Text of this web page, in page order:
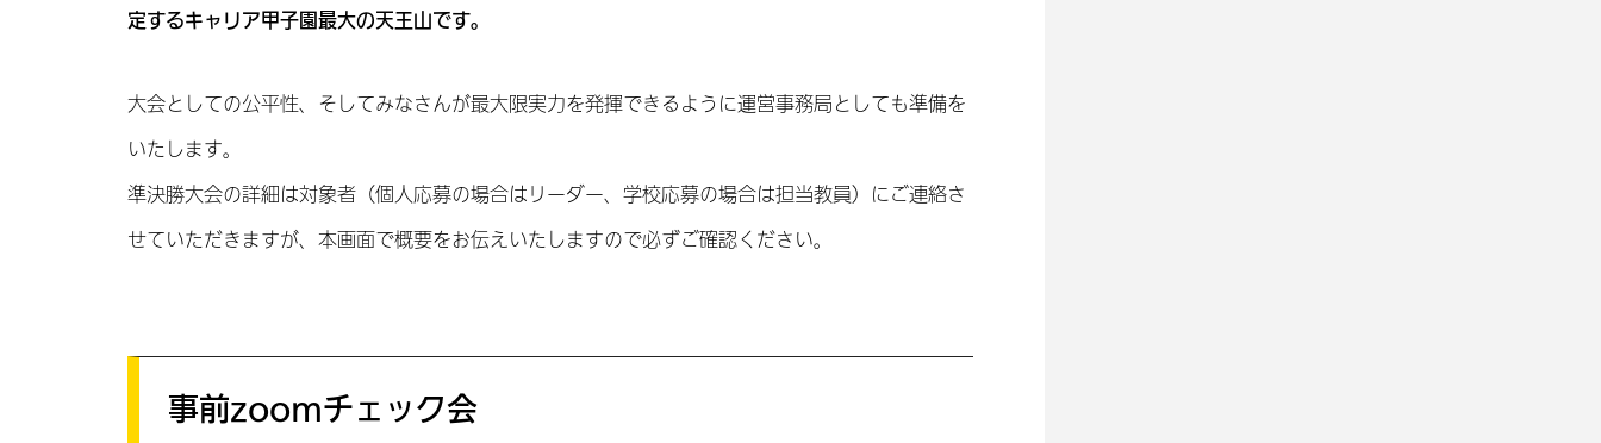
定するキャリア甲子園最大の天王山です。
大会としての公平性、そしてみなさんが最大限実力を発揮できるように運営事務局としても準備を
いたします。
準決勝大会の詳細は対象者（個人応募の場合はリーダー、学校応募の場合は担当教員）にご連絡さ
せていただきますが、本画面で概要をお伝えいたしますので必ずご確認ください。
事前zoomチェック会